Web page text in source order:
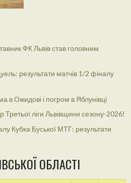
ФК Львів став головним
результати матчів 1/2 фіналу
в Ожидові і погром в Яблунівці
Третьої ліги Львівщини сезону-2026!
Кубка Буської МТГ: результати
ОБЛАСТІ